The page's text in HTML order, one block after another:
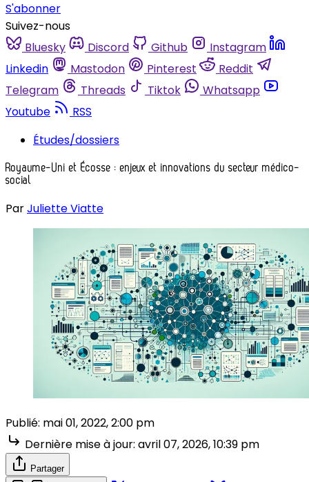
S'abonner
Suivez-nous
Bluesky
Discord Github
Instagram
Linkedin
Mastodon Pinterest
Reddit
Telegram
Threads Tiktok
Whatsapp
Youtube
RSS
Études/dossiers
Royaume-Uni et Écosse : enjeux et innovations du secteur médico-
social
ParJuliette Viatte
Publié: mai 01, 2022, 2:00 pm
Dernière mise à jour: avril 07, 2026, 10:39 pm
Partager